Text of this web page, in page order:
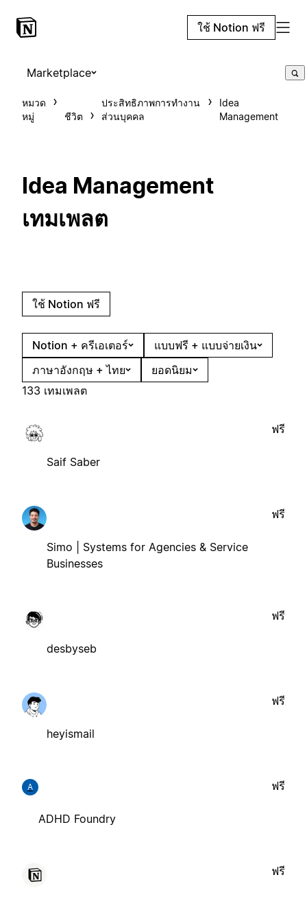
ใช้ Notion ฟรี
Marketplace
หมวด
หมู่
ชีวิต
ประสิทธิภาพการทำงาน
ส่วนบุคคล
Idea
Management
Idea Management
เทมเพลต
ใช้ Notion ฟรี
Notion + ครีเอเตอร์
แบบฟรี + แบบจ่ายเงิน
ภาษาอังกฤษ + ไทย
ยอดนิยม
133 เทมเพลต
Saif Saber
ฟรี
Simo | Systems for Agencies & Service
Businesses
ฟรี
desbyseb
ฟรี
heyismail
ฟรี
A
ADHD Foundry
ฟรี
ฟรี